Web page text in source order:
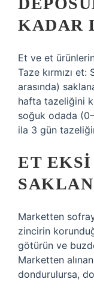
KADAR
Et ve et
Taze kırmızı
arasında)
hafta tazeliğini
soğuk odada
ila 3 gün
ET
Marketten
zincirin
götürün ve
Marketten
dondurulursa,